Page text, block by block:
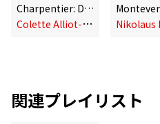
Charpentier: David et Jonathas, H. 490
C
olette Alliot-Lugaz, Paul Esswood, English Bach Festival Baroque Orchestra & Michel Corboz
関連プレイリスト